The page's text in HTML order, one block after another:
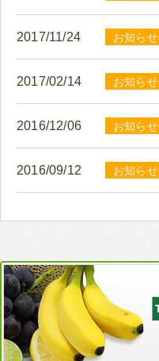
2017/11/24 お知らせ
2017/02/14 お知らせ
2016/12/06 お知らせ
2016/09/12 お知らせ